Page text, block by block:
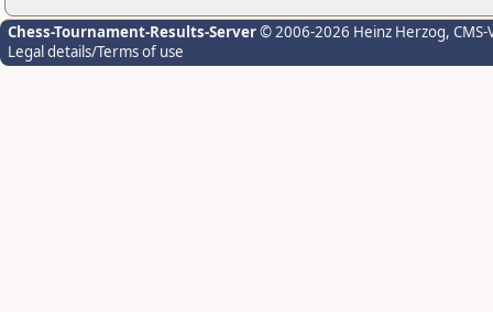
Chess-Tournament-Results-Server© 2006-2026 Heinz Herzog,
Legal details/Terms of use